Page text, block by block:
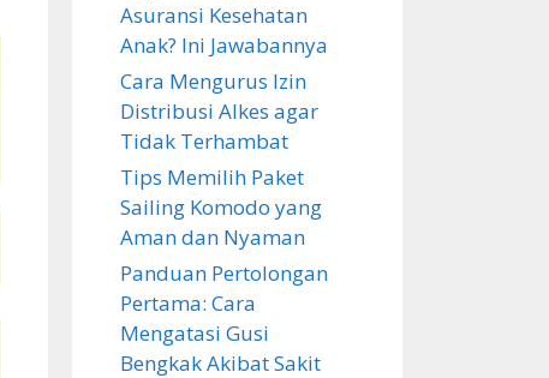
Asuransi Kesehatan
Anak? Ini Jawabannya
Cara Mengurus Izin
Distribusi Alkes agar
Tidak Terhambat
Tips Memilih Paket
Sailing Komodo yang
Aman dan Nyaman
Panduan Pertolongan
Pertama: Cara
Mengatasi Gusi
Bengkak Akibat Sakit